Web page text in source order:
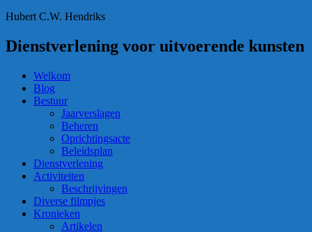
Hubert C.W. Hendriks
Dienstverlening voor uitvoerende kunsten
Welkom
Blog
Bestuur
Jaarverslagen
Beheren
Oprichtingsacte
Beleidsplan
Dienstverlening
Activiteiten
Beschrijvingen
Diverse filmpjes
Kronieken
Artikelen